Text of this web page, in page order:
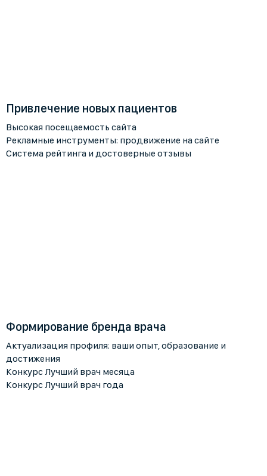
Привлечение новых пациентов
Высокая посещаемость сайта
Рекламные инструменты: продвижение на сайте
Система рейтинга и достоверные отзывы
Формирование бренда врача
Актуализация профиля: ваши опыт, образование и
достижения
Конкурс Лучший врач месяца
Конкурс Лучший врач года